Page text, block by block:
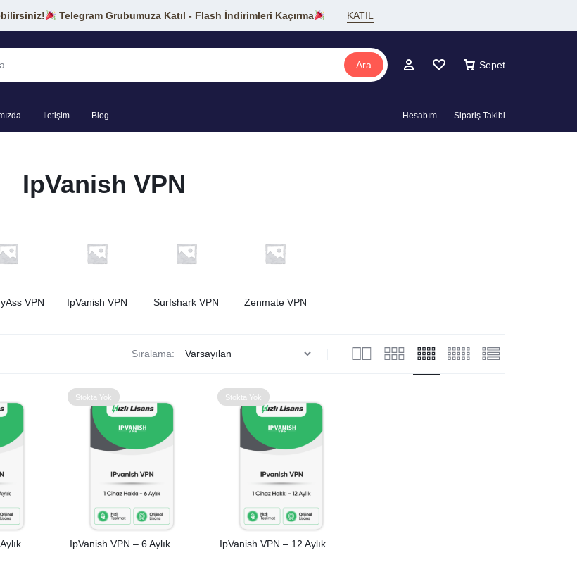
Telegram Grubumuza Katıl - Flash İndirimleri Kaçırma KATIL
Ara Sepet
İletişim Blog Hesabım Sipariş Takibi
IpVanish VPN
VPN IpVanish VPN Surfshark VPN Zenmate VPN
Sıralama:
Stokta Yok
IpVanish VPN – 6 Aylık
Stokta Yok
IpVanish VPN – 12 Aylık